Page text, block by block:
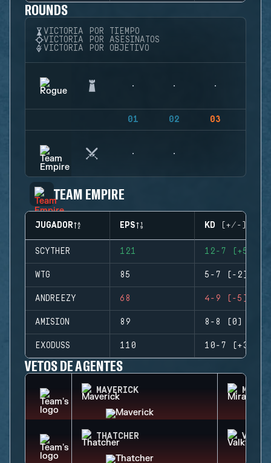
ROUNDS
VICTORIA POR TIEMPO
VICTORIA POR ASESINATOS
VICTORIA POR OBJETIVO
01 02 03
TEAM EMPIRE
JUGADOR EPS KD (+/-)
SCYTHER 121 12-7 (+5)
WTG 85 5-7 (-2)
ANDREEZY 68 4-9 (-5)
AMISION 89 8-8 (0)
EXODUSS 110 10-7 (+3)
VETOS DE AGENTES
MAVERICK MIRA
THATCHER